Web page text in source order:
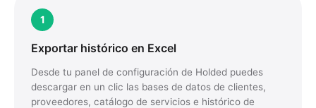
1
Exportar histórico en Excel
Desde tu panel de configuración de Holded puedes
descargar en un clic las bases de datos de clientes,
proveedores, catálogo de servicios e histórico de